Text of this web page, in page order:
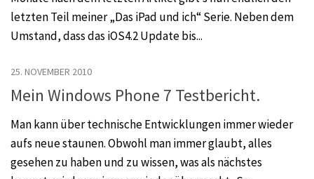
letzten Teil meiner „Das iPad und ich“ Serie. Neben dem
Umstand, dass das iOS4.2 Update bis...
25. NOVEMBER 2010
Mein Windows Phone 7 Testbericht.
Man kann über technische Entwicklungen immer wieder
aufs neue staunen. Obwohl man immer glaubt, alles
gesehen zu haben und zu wissen, was als nächstes